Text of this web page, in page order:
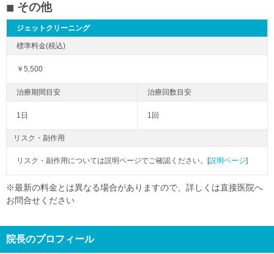
その他
ジェットクリーニング
￥5,500
1日 1回
リスク・副作用
リスク・副作用については説明ページでご確認ください。[説明ページ]
※最新の料金とは異なる場合がありますので、詳しくは直接医院へ
お問合せください
院長のプロフィール